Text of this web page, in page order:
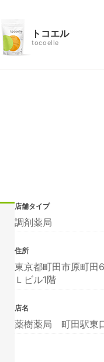
トコエル
tocoelle
店舗タイプ
調剤薬局
住所
東京都町田市原町田
Ｌビル1階
店名
薬樹薬局 町田駅東